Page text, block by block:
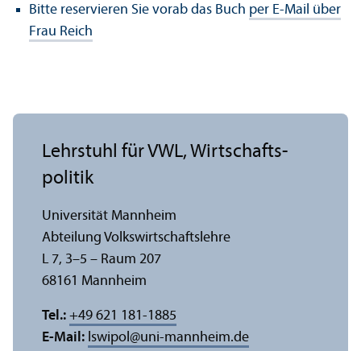
Bitte reservieren Sie vorab das Buch per E-Mail über
Frau Reich
Lehr­stuhl für VWL, Wirtschafts­
politik
Universität Mannheim
Abteilung Volkswirtschafts­lehre
L 7, 3–5 – Raum 207
68161 Mannheim
Tel.: +49 621 181-1885
E-Mail: lswipol@uni-mannheim.de